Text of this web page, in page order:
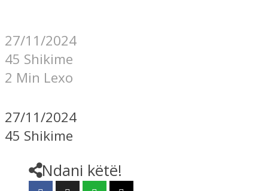
27/11/2024
45 Shikime
2 Min Lexo
27/11/2024
45 Shikime
Ndani këtë!